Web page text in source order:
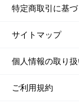
特定商取引に基
サイトマップ
個人情報の取り
ご利用規約